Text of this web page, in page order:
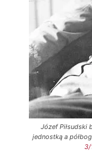
Józef Piłsudski
jednostką a
3/